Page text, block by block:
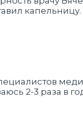
2-3 раза в